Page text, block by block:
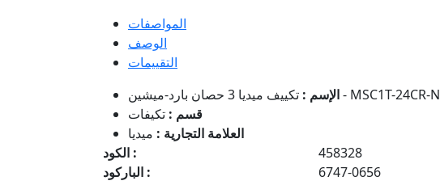
المواصفات
الوصف
التقييمات
الإسم :تكييف ميديا 3 حصان بارد-ميشين - MSC1T-24CR-N
قسم : تكيفات
العلامة التجارية : ميديا
الكود :
458328
الباركود :
6747-0656